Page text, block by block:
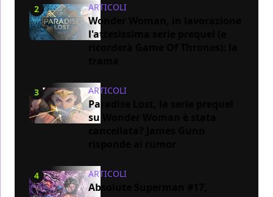
2 ARTICOLI
Wonder Woman, in lavorazione
l'attesissima serie prequel (e
3 ARTICOLI
Paradise Lost, la serie prequel
su Wonder Woman è stata
4 ARTICOLI
Absolute Superman #17,